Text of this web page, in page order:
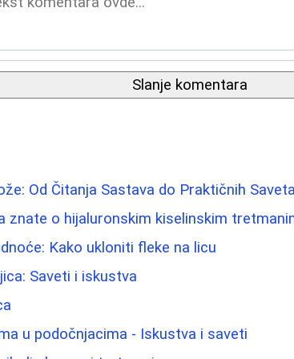
Slanje komentara
Od Čitanja Sastava do Praktičnih Saveta
znate o hijaluronskim kiselinskim
Kako ukloniti fleke na licu
Saveti i iskustva
u podočnjacima - Iskustva i saveti